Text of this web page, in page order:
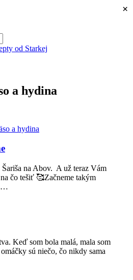
a hydina
a hydina
na Abov. A už teraz Vám
čo tešiť 🥰Začneme takým
Keď som bola malá, mala som
sú niečo, čo nikdy sama
×